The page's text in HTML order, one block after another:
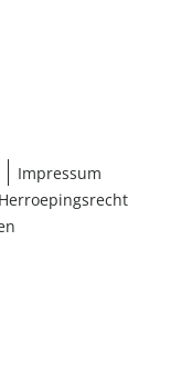
Impressum
Herroepingsrecht